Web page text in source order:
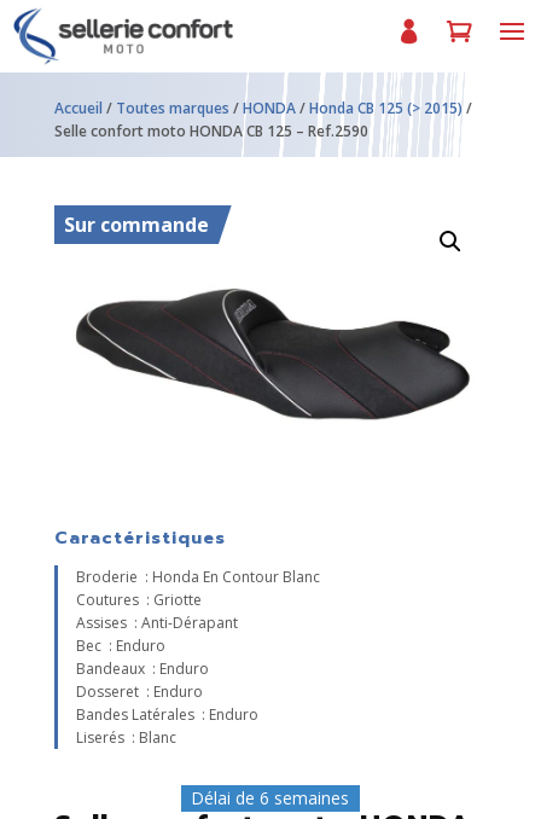
Accueil / Toutes marques /HONDA/Honda CB 125 (> 2015)/
Selle confort moto HONDA CB 125 – Ref.2590
Sur commande
Caractéristiques
Broderie : Honda En Contour Blanc
Coutures : Griotte
Assises : Anti-Dérapant
Bec : Enduro
Bandeaux : Enduro
Dosseret : Enduro
Bandes Latérales : Enduro
Liserés : Blanc
Délai de 6 semaines